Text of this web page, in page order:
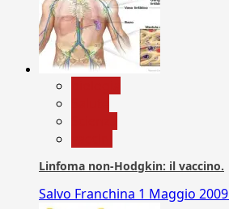
Linfoma non-Hodgkin: il vaccino.
Salvo Franchina 1 Maggio 2009